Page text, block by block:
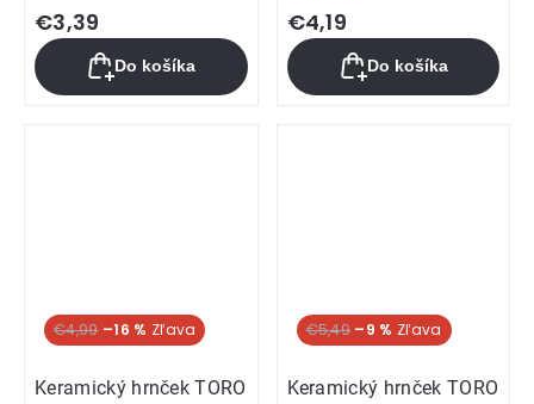
hodnotenie
produktu
je
5,0
€3,39
Do košíka
€4,19
Do košíka
€4,99 –16 %
Keramický hrnček TORO
€5,49 –9 %
Keramický hrnček TORO